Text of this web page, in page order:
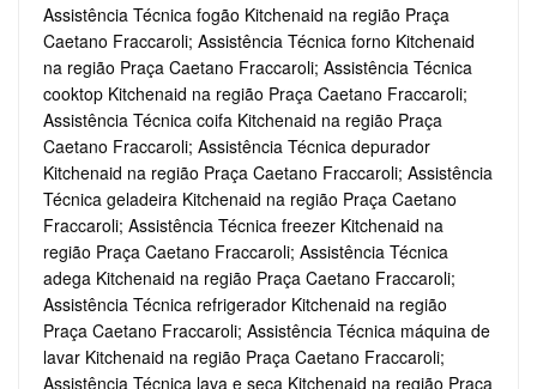
Assistência Técnica fogão Kitchenaid na região Praça
Caetano Fraccaroli; Assistência Técnica forno Kitchenaid
na região Praça Caetano Fraccaroli; Assistência Técnica
cooktop Kitchenaid na região Praça Caetano Fraccaroli;
Assistência Técnica coifa Kitchenaid na região Praça
Caetano Fraccaroli; Assistência Técnica depurador
Kitchenaid na região Praça Caetano Fraccaroli; Assistência
Técnica geladeira Kitchenaid na região Praça Caetano
Fraccaroli; Assistência Técnica freezer Kitchenaid na
região Praça Caetano Fraccaroli; Assistência Técnica
adega Kitchenaid na região Praça Caetano Fraccaroli;
Assistência Técnica refrigerador Kitchenaid na região
Praça Caetano Fraccaroli; Assistência Técnica máquina de
lavar Kitchenaid na região Praça Caetano Fraccaroli;
Assistência Técnica lava e seca Kitchenaid na região Praça